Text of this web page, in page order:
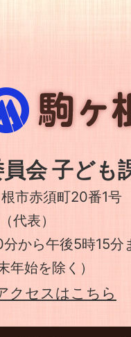
会 子ども
市赤須町20番1号
代表）
から午後5時15分
年始を除く）
クセスはこちら